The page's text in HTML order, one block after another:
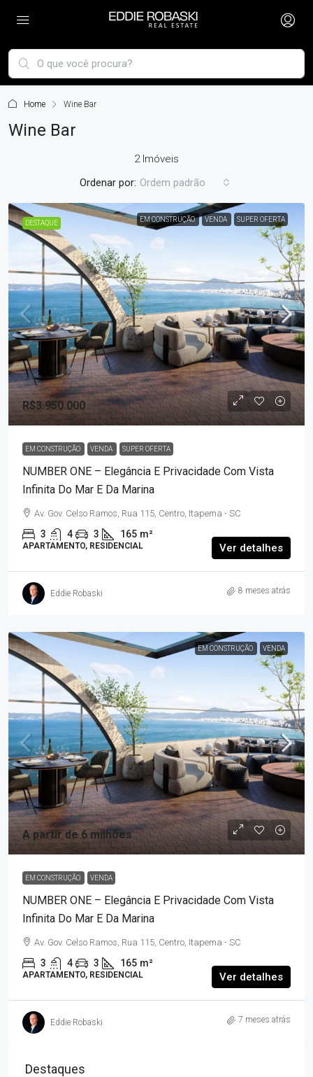
Home Wine Bar
Wine Bar
2 Imóveis
Ordenar por: Ordem padrão
DESTAQUE EM CONSTRUÇÃO VENDA SUPER OFERTA
R$3.950.000
EM CONSTRUÇÃO VENDA SUPER OFERTA
NUMBER ONE – Elegância E Privacidade Com Vista
Infinita Do Mar E Da Marina
Av. Gov. Celso Ramos, Rua 115, Centro, Itapema - SC
3 4 3 165 m²
APARTAMENTO, RESIDENCIAL Ver detalhes
Eddie Robaski 8 meses atrás
EM CONSTRUÇÃO VENDA
A partir de 6 milhões
EM CONSTRUÇÃO VENDA
NUMBER ONE – Elegância E Privacidade Com Vista
Infinita Do Mar E Da Marina
Av. Gov. Celso Ramos, Rua 115, Centro, Itapema - SC
3 4 3 165 m²
APARTAMENTO, RESIDENCIAL Ver detalhes
Eddie Robaski 7 meses atrás
Destaques